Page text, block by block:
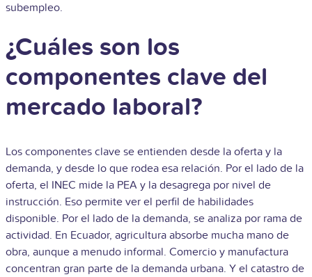
subempleo.
¿Cuáles son los
componentes clave del
mercado laboral?
Los componentes clave se entienden desde la oferta y la
demanda, y desde lo que rodea esa relación. Por el lado de la
oferta, el INEC mide la PEA y la desagrega por nivel de
instrucción. Eso permite ver el perfil de habilidades
disponible. Por el lado de la demanda, se analiza por rama de
actividad. En Ecuador, agricultura absorbe mucha mano de
obra, aunque a menudo informal. Comercio y manufactura
concentran gran parte de la demanda urbana. Y el catastro de